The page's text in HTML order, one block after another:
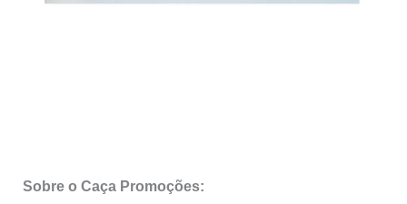
Sobre o Caça Promoções: